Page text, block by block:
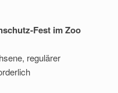
Fest im Zoo
regulärer